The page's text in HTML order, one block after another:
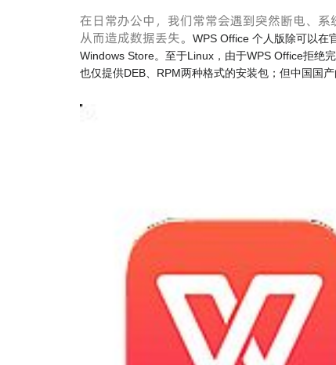
在日常办公中，我们常常会遇到突然断电、系
从而造成数据丢失。
WPS Office 个人版除可以在
Windows Store。至于Linux，由于WPS Office拒绝
也仅提供DEB、RPM两种格式的安装包；但中国国产